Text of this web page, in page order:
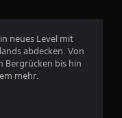
1
8
neues Level mit
abdecken. Von
Bergrücken bis hin
mehr.